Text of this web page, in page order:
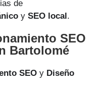
de
y SEO local .
SEO
Bartolomé
SEO y Diseño